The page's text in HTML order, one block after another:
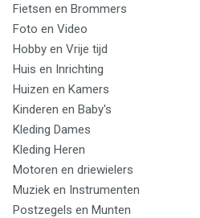
Fietsen en Brommers
Foto en Video
Hobby en Vrije tijd
Huis en Inrichting
Huizen en Kamers
Kinderen en Baby's
Kleding Dames
Kleding Heren
Motoren en driewielers
Muziek en Instrumenten
Postzegels en Munten